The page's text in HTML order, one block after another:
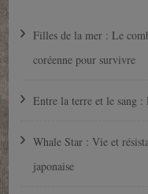
Filles de la mer : Le
coréenne pour survivre
Entre la terre et le sang :
Whale Star : Vie et
japonaise